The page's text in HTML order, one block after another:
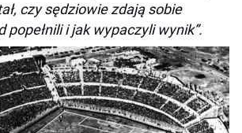
czy sędziowie zdają sobie
popełnili i jak wypaczyli wynik”.